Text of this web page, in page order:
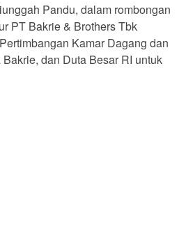
Pandu, dalam rombongan
PT Bakrie & Brothers Tbk
Kamar Dagang dan
dan Duta Besar RI untuk